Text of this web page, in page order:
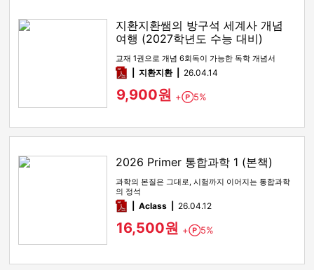
지환지환쌤의 방구석 세계사 개념
여행 (2027학년도 수능 대비)
교재 1권으로 개념 6회독이 가능한 독학 개념서
pdf지환지환 26.04.14
9,900원 + Point
5%
2026 Primer 통합과학 1 (본책)
과학의 본질은 그대로, 시험까지 이어지는 통합과학
의 정석
pdfAclass 26.04.12
16,500원 + Point
5%